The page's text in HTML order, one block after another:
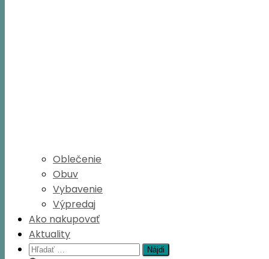
Oblečenie
Obuv
Vybavenie
Výpredaj
Ako nakupovať
Aktuality
Hľadať: